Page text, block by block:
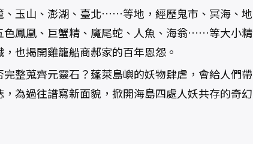
、玉山、澎湖、臺北……等地，經歷鬼市、冥海、地
鳳凰、巨蟹精、魔尾蛇、人魚、海翁……等大小精
也揭開雞籠船商郝家的百年恩怨。
整蒐齊元靈石？蓬萊島嶼的妖物肆虐，會給人們帶
為過往譜寫新面貌，掀開海島四處人妖共存的奇幻